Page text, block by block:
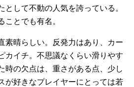
として不動の人気を誇っている。
ことでも有名。
素晴らしい。反発力はあり、カー
カイチ。不思議なくらい滑りやす
時の欠点は、重さがある点、少し
が好きなプレイヤーにとっては若